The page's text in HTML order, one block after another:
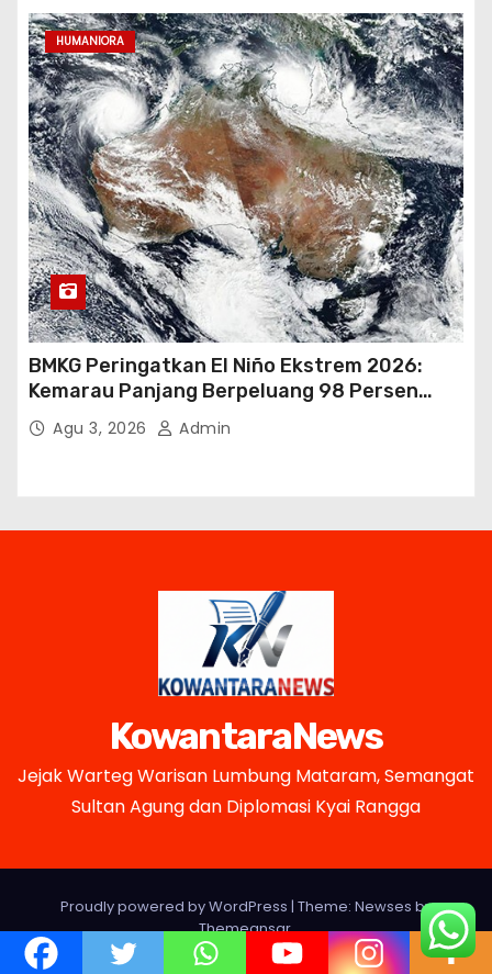
HUMANIORA
BMKG Peringatkan El Niño Ekstrem 2026:
Kemarau Panjang Berpeluang 98 Persen
hingga Awal 2027
Agu 3, 2026 Admin
KowantaraNews
Jejak Warteg Warisan Lumbung Mataram, Semangat
Sultan Agung dan Diplomasi Kyai Rangga
Proudly powered by WordPress | Theme: Newses by
Themeansar.